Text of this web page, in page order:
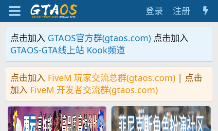
登录 注册
点击加入 GTAOS官方群(gtaos.com) 点击加入
GTAOS-GTA线上站 Kook频道
点击加入 FiveM 玩家交流总群(gtaos.com) | 点击
加入 FiveM 开发者交流群(gtaos.com)